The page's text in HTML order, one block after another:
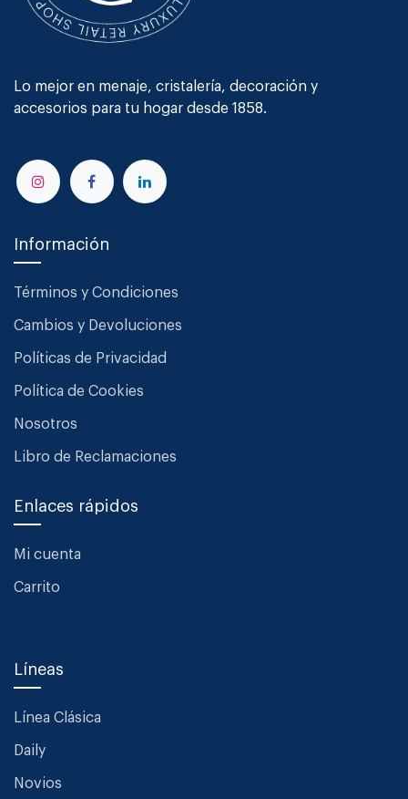
Lo mejor en menaje, cristalería, decoración y
accesorios para tu hogar desde 1858.
Información
Términos y Condiciones
Cambios y Devoluciones
Políticas de Privacidad
Política de Cookies
Nosotros
Libro de Reclamaciones
Enlaces rápidos
Mi cuenta
Carrito
Líneas
Línea Clásica
Daily
Novios